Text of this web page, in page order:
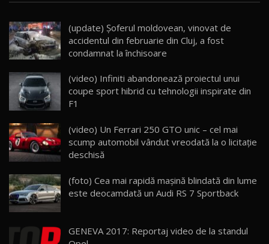
22
Noua Mazda 6e / Test Drive AutoBlog.MD
26:59
23
Lynk & Co 01 / Test Drive AutoBlog.MD
25:19
24
ZEEKR 009: Cel mai Performant și Confortabil
Van Electric Testat în Moldova / AutoBlog.MD
26:38
25
mai Exclusiv și Puternic Defender Testat în
Moldova
32:21
AutoBlog.MD
10:57
(update) Șoferul moldovean, vinovat de
accidentul din februarie din Cluj, a fost
condamnat la închisoare
(video) Infiniti abandonează proiectul unui
coupe sport hibrid cu tehnologii inspirate din
F1
(video) Un Ferrari 250 GTO unic – cel mai
scump automobil vândut vreodată la o licitație
deschisă
(foto) Cea mai rapidă maşină blindată din lume
este deocamdată un Audi RS 7 Sportback
GENEVA 2017: Reportaj video de la standul